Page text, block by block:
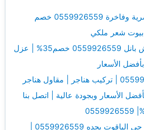
بيوت شعر عصرية وفاخرة 0559926559 خصم
هناجر ساندوتش بانل 0559926559 خصم35% | عزل
الأسعار
2026 بأفضل الأسعار وبجودة عالية | اتصل بنا